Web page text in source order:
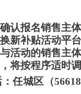
确认报名销售主
新补贴活动平
与活动的销售主
将按程序适时
任城区（566